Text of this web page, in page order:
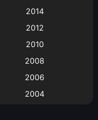
2014
2012
2010
2008
2006
2004